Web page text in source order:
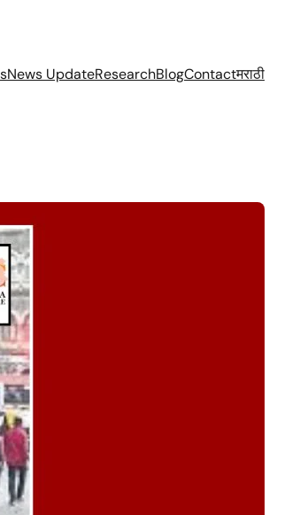
News UpdateResearchBlogContactमराठी